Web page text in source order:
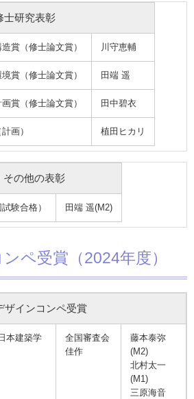
士研究表彰
賞（修士論文賞） 川守恵輔
賞（修士論文賞） 田端 遥
賞（修士論文賞） 田中碧衣
画） 植田ヒカリ
その他の表彰
験合格） 田端 遥(M2)
ペ受賞（2024年度）
ザインコンペ受賞
本建築学
全国審査会
佳作
藤本泰弥
(M2)
北村太一
(M1)
三原海音